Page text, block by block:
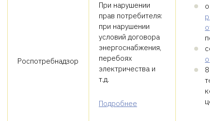
Роспотребнадзор
При нарушении
прав потребителя:
при нарушении
условий договора
энергоснабжения,
перебоях
электричества и
т.д.
Подробнее
8-